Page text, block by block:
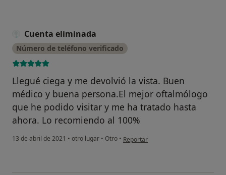
Cuenta eliminada
Número de teléfono verificado
Llegué ciega y me devolvió la vista. Buen
médico y buena persona.El mejor oftalmólogo
que he podido visitar y me ha tratado hasta
ahora. Lo recomiendo al 100%
13 de abril de 2021 • otro lugar • Otro • en opinión del usuario Cuenta
Reportar